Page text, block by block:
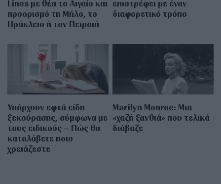
Lines με θέα το Αιγαίο και
προορισμό τη Μήλο, το
Ηράκλειο ή τον Πειραιά
επιστρέφει με έναν
διαφορετικό τρόπο
Υπάρχουν εφτά είδη
ξεκούρασης, σύμφωνα με
τους ειδικούς – Πώς θα
καταλάβετε ποιο
χρειάζεστε
Marilyn Monroe: Μια
«χαζή ξανθιά» που τελικά
διάβαζε